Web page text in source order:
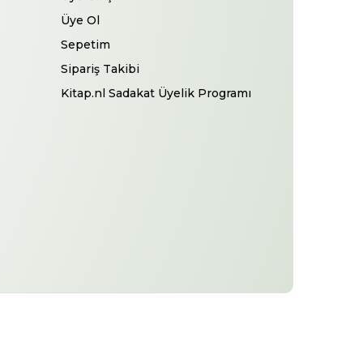
Üye Ol
Sepetim
Sipariş Takibi
Kitap.nl Sadakat Üyelik Programı